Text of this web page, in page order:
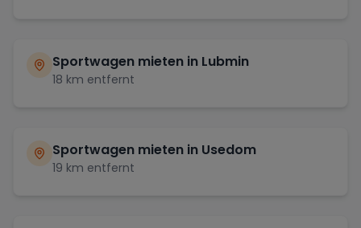
Sportwagen mieten in Lubmin
18 km entfernt
Sportwagen mieten in Usedom
19 km entfernt